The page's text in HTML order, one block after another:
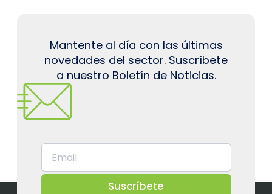
Mantente al día con las últimas
novedades del sector. Suscríbete
a nuestro Boletín de Noticias.
Suscríbete